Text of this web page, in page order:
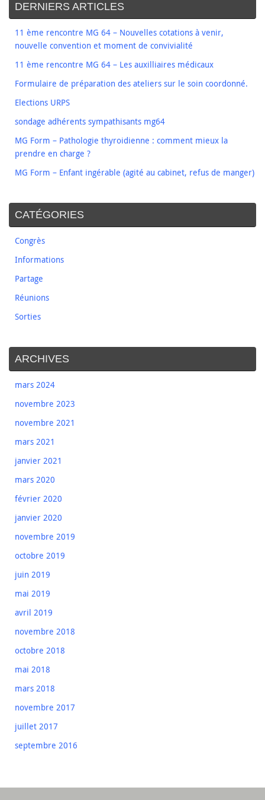
DERNIERS ARTICLES
11 ème rencontre MG 64 – Nouvelles cotations à venir,
nouvelle convention et moment de convivialité
11 ème rencontre MG 64 – Les auxilliaires médicaux
Formulaire de préparation des ateliers sur le soin coordonné.
Elections URPS
sondage adhérents sympathisants mg64
MG Form – Pathologie thyroidienne : comment mieux la
prendre en charge ?
MG Form – Enfant ingérable (agité au cabinet, refus de manger)
CATÉGORIES
Congrès
Informations
Partage
Réunions
Sorties
ARCHIVES
mars 2024
novembre 2023
novembre 2021
mars 2021
janvier 2021
mars 2020
février 2020
janvier 2020
novembre 2019
octobre 2019
juin 2019
mai 2019
avril 2019
novembre 2018
octobre 2018
mai 2018
mars 2018
novembre 2017
juillet 2017
septembre 2016